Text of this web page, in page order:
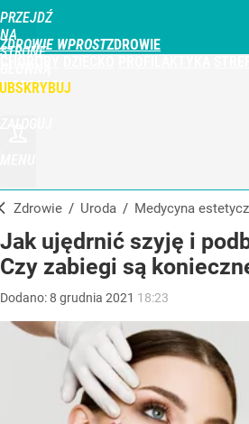
PRZEJDŹ
NA
STRONĘ
WPROST.PL
ZDROWIE WPROST
Zdrowie / Uroda / Medycyna
Jak ujędrnić szyję i
Czy zabiegi są
Dodano:8 grudnia 2021 18:23